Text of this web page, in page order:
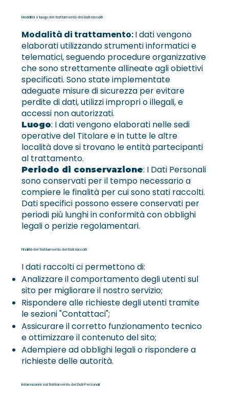
Modalità e luogo del trattamento dei Dati raccolti
Modalità di trattamento:I dati vengono
elaborati utilizzando strumenti informatici e
telematici, seguendo procedure organizzative
che sono strettamente allineate agli obiettivi
specificati. Sono state implementate
adeguate misure di sicurezza per evitare
perdite di dati, utilizzi impropri o illegali, e
accessi non autorizzati.
Luogo: I dati vengono elaborati nelle sedi
operative del Titolare e in tutte le altre
località dove si trovano le entità partecipanti
al trattamento.
Periodo di conservazione: I Dati Personali
sono conservati per il tempo necessario a
compiere le finalità per cui sono stati raccolti.
Dati specifici possono essere conservati per
periodi più lunghi in conformità con obblighi
legali o perizie regolamentari.
Finalità del Trattamento dei Dati raccolti
I dati raccolti ci permettono di:
Analizzare il comportamento degli utenti sul
sito per migliorare il nostro servizio;
Rispondere alle richieste degli utenti tramite
le sezioni "Contattaci";
Assicurare il corretto funzionamento tecnico
e ottimizzare il contenuto del sito;
Adempiere ad obblighi legali o rispondere a
richieste delle autorità.
Informazioni sul Trattamento dei Dati Personali